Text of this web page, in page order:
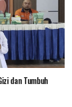
dan Tumbuh